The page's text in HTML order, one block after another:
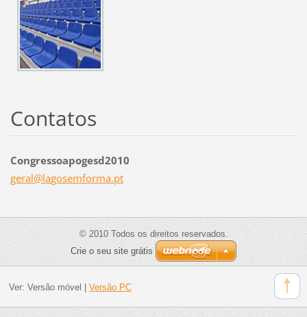
Contatos
Congressoapogesd2010
geral@lagosemforma.pt
© 2010 Todos os direitos reservados.
Crie o seu site grátis
Ver: Versão móvel Versão PC